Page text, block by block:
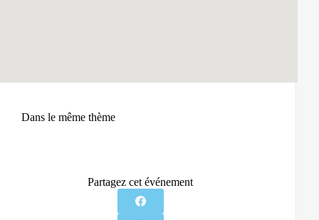
Dans le même thème
Partagez cet événement